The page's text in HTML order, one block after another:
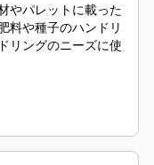
やパレットに載った
料や種子のハンドリ
リングのニーズに使